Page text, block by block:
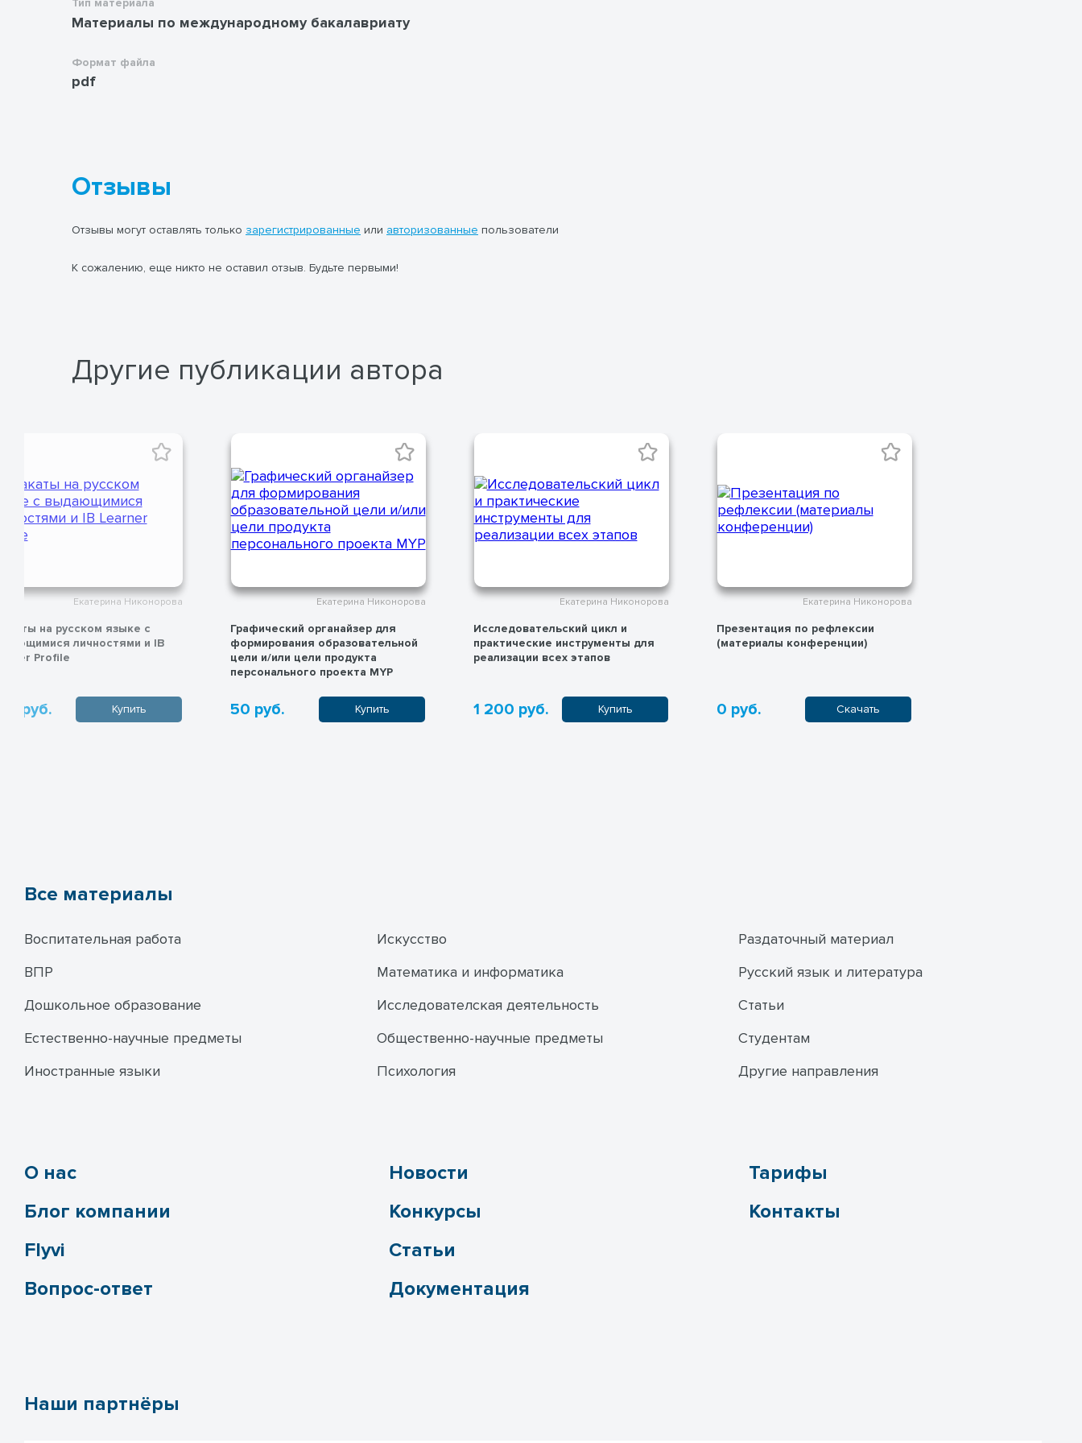
Тип материала
Материалы по международному бакалавриату
Формат файла
pdf
Отзывы
Отзывы могут оставлять только зарегистрированные или авторизованные пользователи
К сожалению, еще никто не оставил отзыв. Будьте первыми!
Другие публикации автора
Екатерина Никонорова
Графический органайзер для
формирования образовательной
цели и/или цели продукта
50 руб.
Екатерина Никонорова
Исследовательский цикл и
практические инструменты для
реализации всех этапов
1 200 руб.
Екатерина Никонорова
Презентация по рефлексии
(материалы конференции)
0 руб. Скачать
Екатерина Никонорова
Цели предметных групп MYP
500 руб. Купить
Все материалы
Воспитательная работа
ВПР
Дошкольное образование
Естественно-научные предметы
Иностранные языки
Искусство
Математика и информатика
Исследователская деятельность
Общественно-научные предметы
Психология
Раздаточный материал
Русский язык и литература
Статьи
Студентам
Другие направления
О нас
Блог компании
Flyvi
Вопрос-ответ
Новости
Конкурсы
Статьи
Документация
Тарифы
Контакты
Наши партнёры